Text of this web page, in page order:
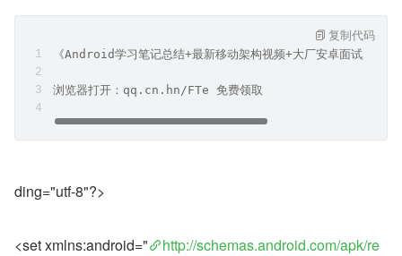
《Android学习笔记总结+最新移动架构视频+大厂安卓面试真题+
浏览器打开：qq.cn.hn/FTe 免费领取
复制代码
ding="utf-8"?>
<set xmlns:android="
http://schemas.android.com/apk/re